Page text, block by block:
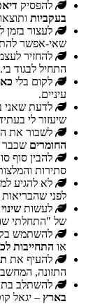
להפסיק
בעקביות
לעצור בזמן
שאי-אפשר
להחזיר
התחיל לבגוד בי.
לקום בלי
עיניים.
לדעת שאני
שיעזור לי
לשבור את
החומרים שכבר
להבין סוף
סתירות
לא להגיע
לפני
לעשות
של "התחלתי
להשתמש
או התחייבות
להעיף את
התזונה,
להשתלב
בארץ – יגאל